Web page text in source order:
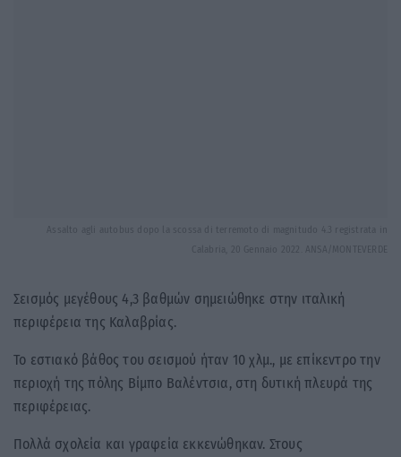
Assalto agli autobus dopo la scossa di terremoto di magnitudo 4.3 registrata in
Calabria, 20 Gennaio 2022. ANSA/MONTEVERDE
Σεισμός μεγέθους 4,3 βαθμών σημειώθηκε στην ιταλική
περιφέρεια της Καλαβρίας.
Το εστιακό βάθος του σεισμού ήταν 10 χλμ., με επίκεντρο την
περιοχή της πόλης Βίμπο Βαλέντσια, στη δυτική πλευρά της
περιφέρειας.
Πολλά σχολεία και γραφεία εκκενώθηκαν. Στους